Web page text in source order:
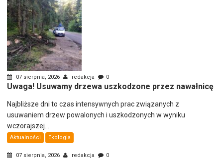
07 sierpnia, 2026 redakcja 0
Uwaga! Usuwamy drzewa uszkodzone przez nawałnicę
Najbliższe dni to czas intensywnych prac związanych z
usuwaniem drzew powalonych i uszkodzonych w wyniku
wczorajszej...
Aktualności Ekologia
07 sierpnia, 2026 redakcja 0